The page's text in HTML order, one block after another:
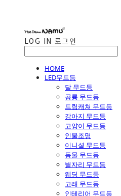
LOG IN 로그인
HOME
LED무드등
달 무드등
공룡 무드등
드림캐쳐 무드등
강아지 무드등
고양이 무드등
인물조명
이니셜 무드등
동물 무드등
별자리 무드등
웨딩 무드등
고래 무드등
인테리어 무드등